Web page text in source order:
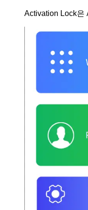
Activation Lock은